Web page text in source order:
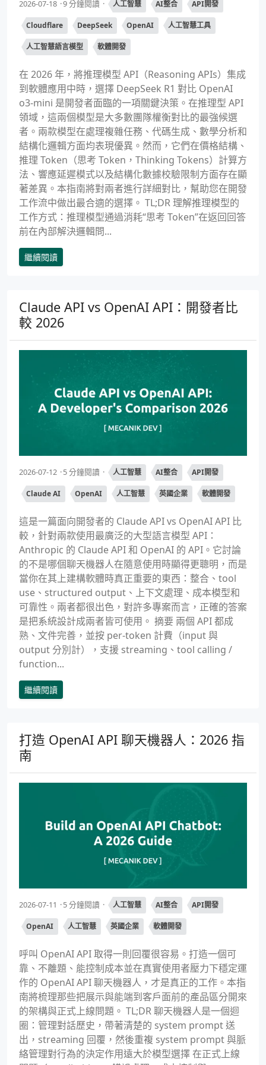
2026-07-18 9 分鐘閱讀 人工智慧 AI整合 API開發
Cloudflare DeepSeek OpenAI 人工智慧工具
人工智慧語言模型 軟體開發
在 2026 年，將推理模型 API（Reasoning APIs）集成
到軟體應用中時，選擇 DeepSeek R1 對比 OpenAI
o3-mini 是開發者面臨的一項關鍵決策。在推理型 API
領域，這兩個模型是大多數團隊權衡對比的最強候選
者。兩款模型在處理複雜任務、代碼生成、數學分析和
結構化邏輯方面均表現優異。然而，它們在價格結構、
推理 Token（思考 Token，Thinking Tokens）計算方
法、響應延遲模式以及結構化數據校驗限制方面存在顯
著差異。本指南將對兩者進行詳細對比，幫助您在開發
工作流中做出最合適的選擇。 TL;DR 理解推理模型的
工作方式：推理模型通過消耗“思考 Token”在返回回答
前在內部解決邏輯問...
繼續閱讀
Claude API vs OpenAI API：開發者比
較 2026
2026-07-12 5 分鐘閱讀 人工智慧 AI整合 API開發
Claude AI OpenAI 人工智慧 英國企業 軟體開發
這是一篇面向開發者的 Claude API vs OpenAI API 比
較，針對兩款使用最廣泛的大型語言模型 API：
Anthropic 的 Claude API 和 OpenAI 的 API。它討論
的不是哪個聊天機器人在隨意使用時顯得更聰明，而是
當你在其上建構軟體時真正重要的東西：整合、tool
use、structured output、上下文處理、成本模型和
可靠性。兩者都很出色，對許多專案而言，正確的答案
是把系統設計成兩者皆可使用。 摘要 兩個 API 都成
熟、文件完善，並按 per-token 計費（input 與
output 分別計），支援 streaming、tool calling /
function...
繼續閱讀
打造 OpenAI API 聊天機器人：2026 指
南
2026-07-11 5 分鐘閱讀 人工智慧 AI整合 API開發
OpenAI 人工智慧 英國企業 軟體開發
呼叫 OpenAI API 取得一則回覆很容易。打造一個可
靠、不離題、能控制成本並在真實使用者壓力下穩定運
作的 OpenAI API 聊天機器人，才是真正的工作。本指
南將梳理那些把展示與能端到客戶面前的產品區分開來
的架構與正式上線問題。 TL;DR 聊天機器人是一個迴
圈：管理對話歷史，帶著清楚的 system prompt 送
出，streaming 回覆，然後重複 system prompt 與脈
絡管理對行為的決定作用遠大於模型選擇 在正式上線